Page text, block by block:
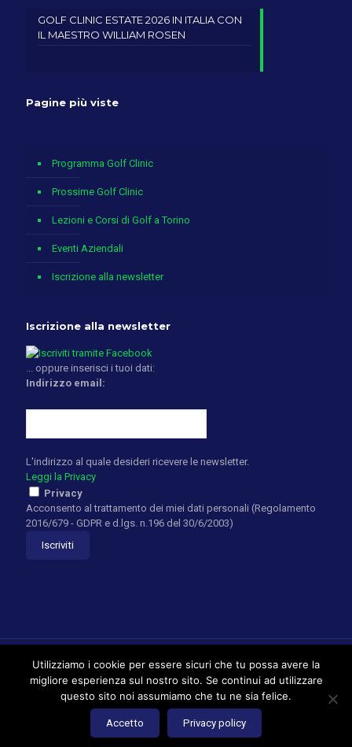
GOLF CLINIC ESTATE 2026 IN ITALIA CON
IL MAESTRO WILLIAM ROSEN
Pagine più viste
Programma Golf Clinic
Prossime Golf Clinic
Lezioni e Corsi di Golf a Torino
Eventi Aziendali
Iscrizione alla newsletter
Iscrizione alla newsletter
... oppure inserisci i tuoi dati:
Indirizzo email:
L'indirizzo al quale desideri ricevere le newsletter.
Leggi la Privacy
Privacy
Acconsento al trattamento dei miei dati personali (Regolamento
2016/679 - GDPR e d.lgs. n.196 del 30/6/2003)
William Rosen Golf Academy - Powered byENRYWEB Web
Agency
Utilizziamo i cookie per essere sicuri che tu possa avere la
migliore esperienza sul nostro sito. Se continui ad utilizzare
questo sito noi assumiamo che tu ne sia felice.
Accetto Privacy policy